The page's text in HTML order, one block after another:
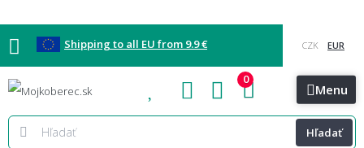
Shipping to all EU from 9.9 €
Blog Kontakt Menu
Hľadať
0